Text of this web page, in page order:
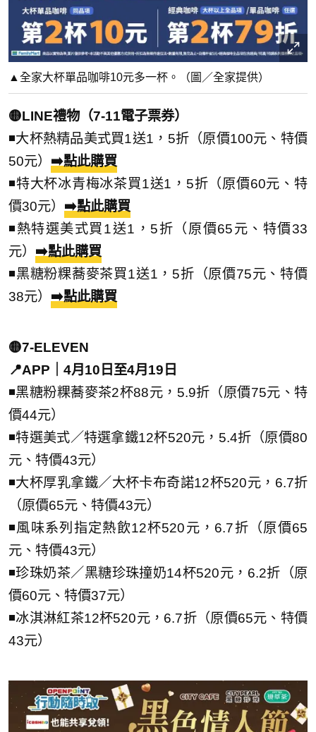
▲全家大杯單品咖啡10元多一杯。（圖／全家提供）
🟡LINE禮物（7-11電子票券）
◾大杯熱精品美式買1送1，5折（原價100元、特價
50元） ➡️點此購買
◾特大杯冰青梅冰茶買1送1，5折（原價60元、特
價30元） ➡️點此購買
◾熱特選美式買1送1，5折（原價65元、特價33
元） ➡️點此購買
◾黑糖粉粿蕎麥茶買1送1，5折（原價75元、特價
38元） ➡️點此購買
🟡7-ELEVEN
📍APP｜4月10日至4月19日
◾黑糖粉粿蕎麥茶2杯88元，5.9折（原價75元、特
價44元）
◾特選美式／特選拿鐵12杯520元，5.4折（原價80
元、特價43元）
◾大杯厚乳拿鐵／大杯卡布奇諾12杯520元，6.7折
（原價65元、特價43元）
◾風味系列指定熱飲12杯520元，6.7折（原價65
元、特價43元）
◾珍珠奶茶／黑糖珍珠撞奶14杯520元，6.2折（原
價60元、特價37元）
◾冰淇淋紅茶12杯520元，6.7折（原價65元、特價
43元）